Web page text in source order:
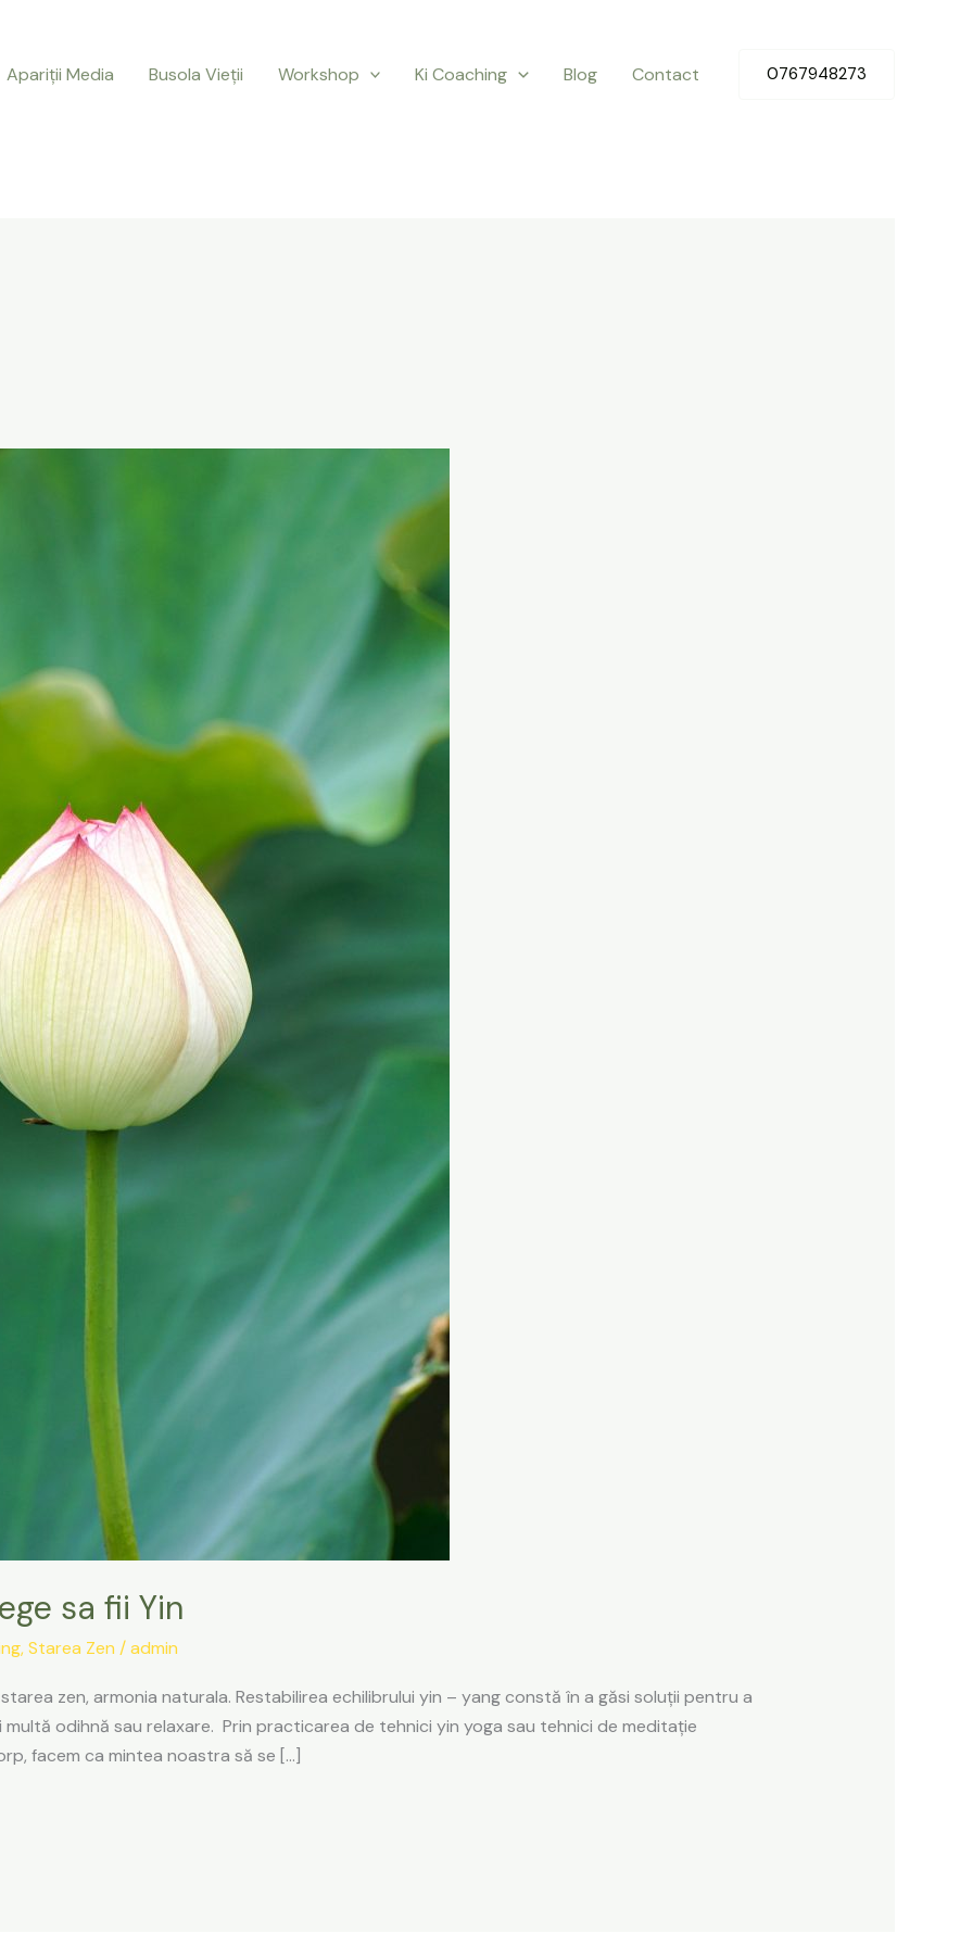
Apariții Media Busola Vieții Workshop Ki Coaching Blog Contact 0767948273
sa fii Yin
,Starea Zen /admin
zen, armonia naturala. Restabilirea echilibrului yin – yang constă în a găsi soluții pentru a
odihnă sau relaxare. Prin practicarea de tehnici yin yoga sau tehnici de meditație
facem ca mintea noastra să se […]